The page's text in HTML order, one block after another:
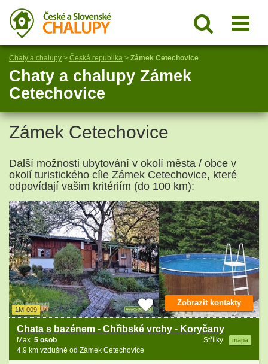
Chaty a chalupy > Česká republika > Zámek Cetechovice
Chaty a chalupy Zámek
Cetechovice
Zámek Cetechovice
Další možnosti ubytování v okolí města / obce v
okolí turistického cíle Zámek Cetechovice, které
odpovídají vašim kritériím (do 100 km):
1M-009
Chata s bazénem - Chřibské vrchy - Koryčany
Střílky mapa
Max. 5 osob
4.9 km vzdušně od Zámek Cetechovice
Zobrazit kontakty